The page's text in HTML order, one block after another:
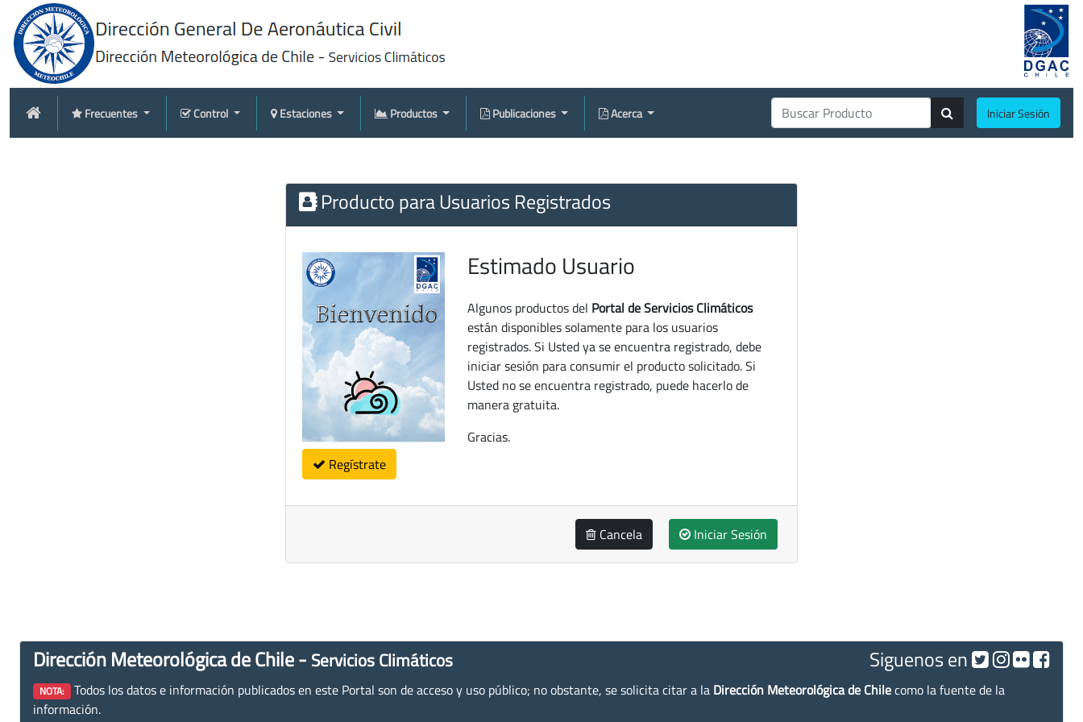
Frecuentes Control Estaciones Productos Publicaciones Acerca Iniciar Sesión
Producto para Usuarios Registrados
Regístrate
Estimado Usuario
Algunos productos del Portal de Servicios Climáticos
están disponibles solamente para los usuarios
registrados. Si Usted ya se encuentra registrado, debe
iniciar sesión para consumir el producto solicitado. Si
Usted no se encuentra registrado, puede hacerlo de
manera gratuita.
Gracias.
Cancela Iniciar Sesión
Dirección Meteorológica de Chile - Servicios Climáticos Siguenos en
NOTA: Todos los datos e información publicados en este Portal son de acceso y uso público; no obstante, se solicita citar a la Dirección Meteorológica de Chilecomo la fuente de la
información.